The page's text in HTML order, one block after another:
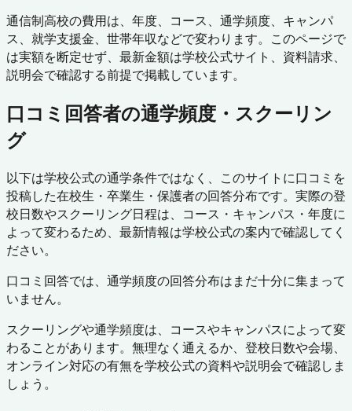
通信制高校の費用は、年度、コース、通学頻度、キャンパ
ス、就学支援金、世帯年収などで変わります。このページで
は実額を断定せず、最新金額は学校公式サイト、資料請求、
説明会で確認する前提で掲載しています。
口コミ回答者の通学頻度・スクーリン
グ
以下は学校公式の通学条件ではなく、このサイトに口コミを
投稿した在校生・卒業生・保護者の回答分布です。実際の登
校日数やスクーリング日程は、コース・キャンパス・年度に
よって変わるため、最新情報は学校公式の案内で確認してく
ださい。
口コミ回答では、通学頻度の回答分布はまだ十分に集まって
いません。
スクーリングや通学頻度は、コースやキャンパスによって変
わることがあります。無理なく通えるか、登校日数や会場、
オンライン対応の有無を学校公式の資料や説明会で確認しま
しょう。